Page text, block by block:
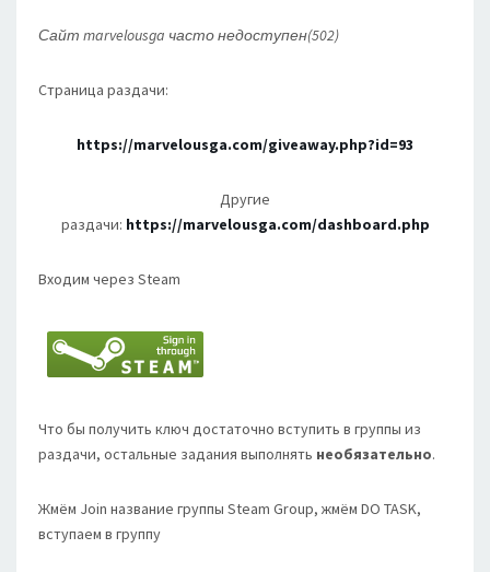
Сайт marvelousga часто недоступен(502)
Страница раздачи:
https://marvelousga.com/giveaway.php?id=93
Другие
раздачи: https://marvelousga.com/dashboard.php
Входим через Steam
Что бы получить ключ достаточно вступить в группы из
раздачи, остальные задания выполнять необязательно.
Жмём Join название группы Steam Group, жмём DO TASK,
вступаем в группу